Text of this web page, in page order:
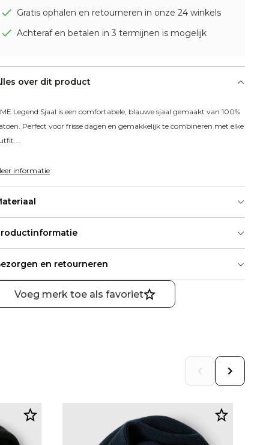
Gratis ophalen en retourneren in onze 24 winkels
Achteraf en betalen in 3 termijnen is mogelijk
over dit product
Legend Sjaal is een comfortabele, blauwe sjaal gemaakt van 100%
Perfect voor frisse dagen en gemakkelijk te combineren met elke
informatie
en retourneren
Voeg merk toe als favoriet